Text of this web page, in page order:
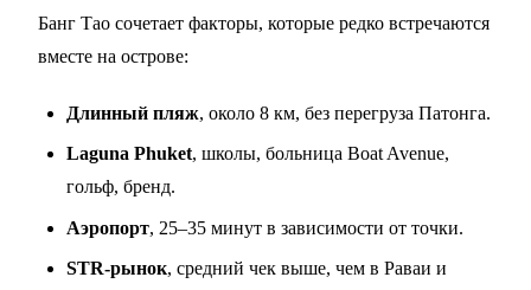
Банг Тао сочетает факторы, которые редко встречаются
вместе на острове:
Длинный пляж, около 8 км, без перегруза Патонга.
Laguna Phuket, школы, больница Boat Avenue,
гольф, бренд.
Аэропорт, 25–35 минут в зависимости от точки.
STR-рынок, средний чек выше, чем в Раваи и